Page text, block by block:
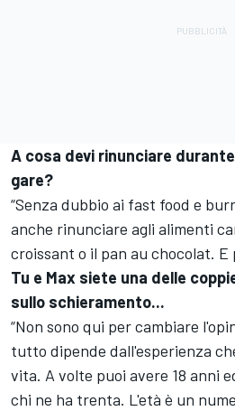
A cosa devi rinunciare
gare?
“Senza dubbio ai fast food e
anche rinunciare agli alimenti
croissant o il pan au chocolat. E
Tu e Max siete una delle
sullo schieramento...
“Non sono qui per cambiare
tutto dipende dall'esperienza
vita. A volte puoi avere 18 anni
chi ne ha trenta. L'età è un